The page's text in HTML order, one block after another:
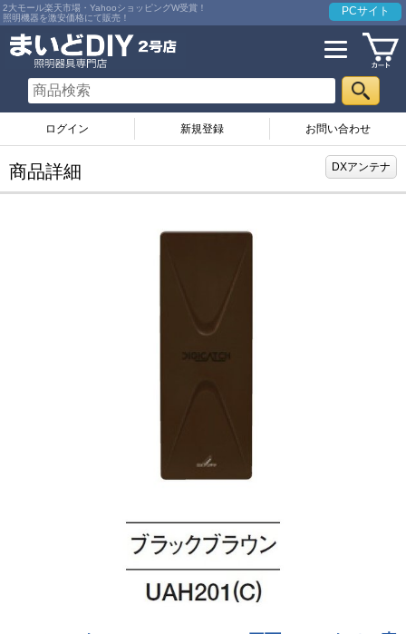
2大モール楽天市場・YahooショッピングW受賞！
照明機器を激安価格にて販売！
PCサイト
ログイン お問い合わせ
商品詳細 DXアンテナ